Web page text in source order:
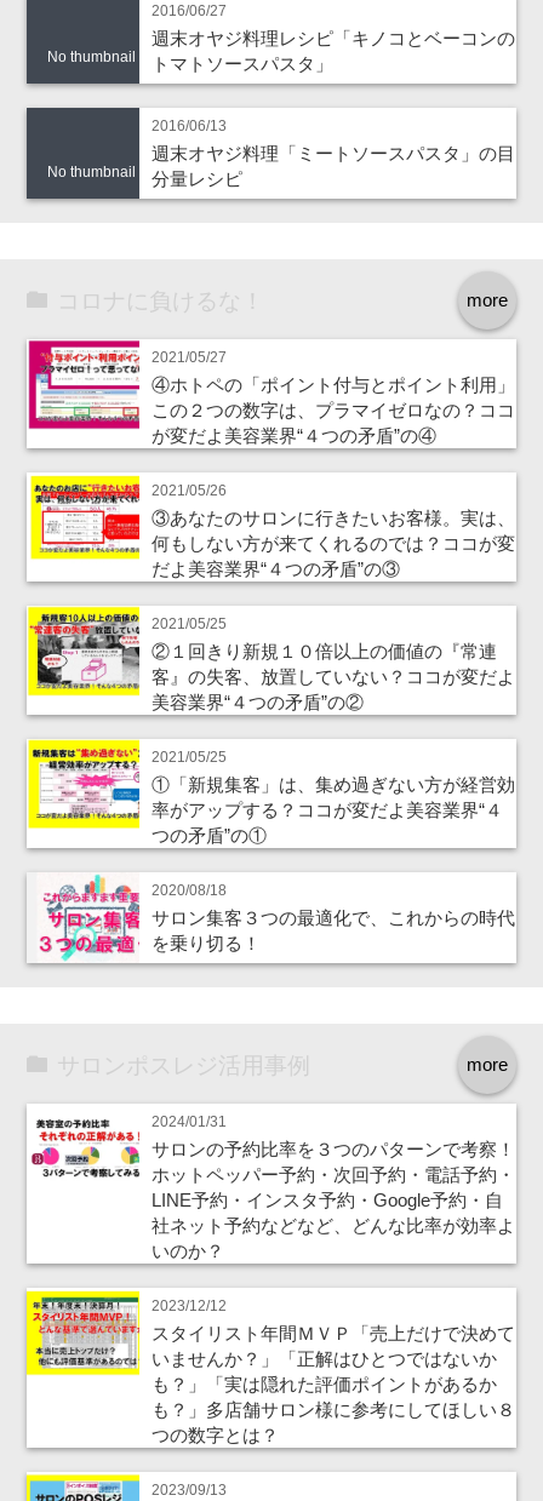
No thumbnail
2016/06/27
週末オヤジ料理レシピ「キノコとベーコンの
トマトソースパスタ」
No thumbnail
2016/06/13
週末オヤジ料理「ミートソースパスタ」の目
分量レシピ
more
コロナに負けるな！
2021/05/27
④ホトペの「ポイント付与とポイント利用」
この２つの数字は、プラマイゼロなの？ココ
が変だよ美容業界“４つの矛盾”の④
2021/05/26
③あなたのサロンに行きたいお客様。実は、
何もしない方が来てくれるのでは？ココが変
だよ美容業界“４つの矛盾”の③
2021/05/25
②１回きり新規１０倍以上の価値の『常連
客』の失客、放置していない？ココが変だよ
美容業界“４つの矛盾”の②
2021/05/25
①「新規集客」は、集め過ぎない方が経営効
率がアップする？ココが変だよ美容業界“４
つの矛盾”の①
2020/08/18
サロン集客３つの最適化で、これからの時代
を乗り切る！
more
サロンポスレジ活用事例
2024/01/31
サロンの予約比率を３つのパターンで考察！
ホットペッパー予約・次回予約・電話予約・
LINE予約・インスタ予約・Google予約・自
社ネット予約などなど、どんな比率が効率よ
いのか？
2023/12/12
スタイリスト年間ＭＶＰ「売上だけで決めて
いませんか？」「正解はひとつではないか
も？」「実は隠れた評価ポイントがあるか
も？」多店舗サロン様に参考にしてほしい８
つの数字とは？
2023/09/13